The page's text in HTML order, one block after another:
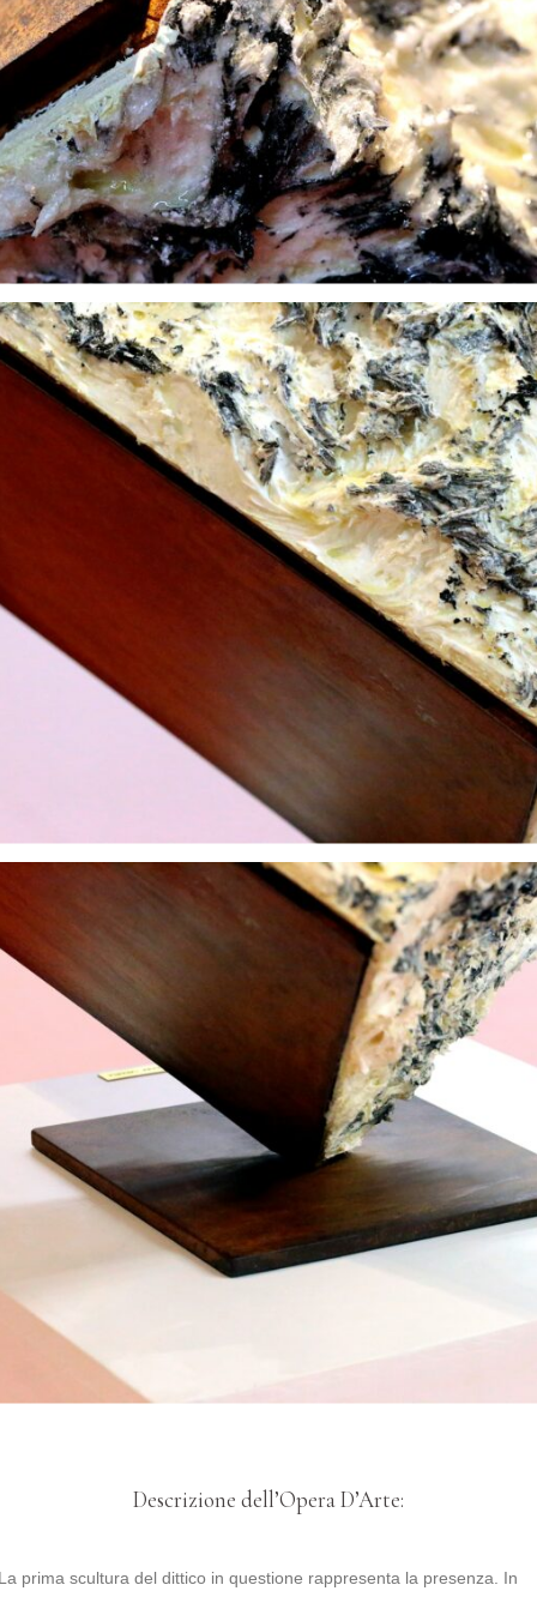
Descrizione dell’Opera D’Arte:
prima scultura del dittico in questione rappresenta la presenza. In